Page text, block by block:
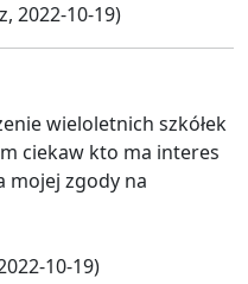
2022-10-19)
wieloletnich szkółek
ciekaw kto ma interes
mojej zgody na
10-19)